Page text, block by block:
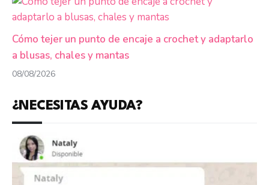
Cómo tejer un punto de encaje a crochet y adaptarlo
a blusas, chales y mantas
08/08/2026
¿NECESITAS AYUDA?